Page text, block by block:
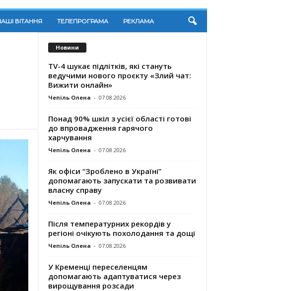
ВІТАННЯ ТЕЛЕПРОГРАМА РЕКЛАМА
Новини
TV-4 шукає підлітків, які стануть
ведучими нового проєкту «Злий чат:
Вижити онлайн»
Чепіль Олена - 07.08.2026
Понад 90% шкіл з усієї області готові
до впровадження гарячого
харчування
Чепіль Олена - 07.08.2026
Як офіси “Зроблено в Україні”
допомагають запускaти та розвивати
власну справу
Чепіль Олена - 07.08.2026
Після температурних рекордів у
регіоні очікують похолодання та дощі
Чепіль Олена - 07.08.2026
У Кременці переселенцям
допомагають адаптуватися через
вирощування розсади